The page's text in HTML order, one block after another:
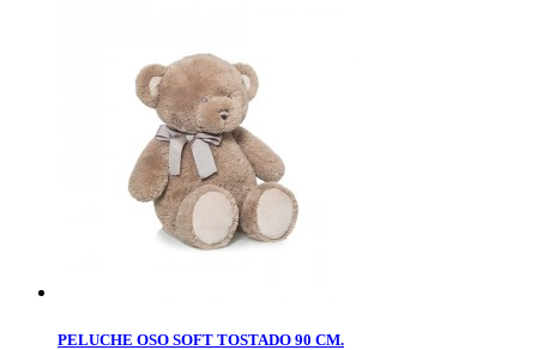
PELUCHE OSO SOFT TOSTADO 90 CM.